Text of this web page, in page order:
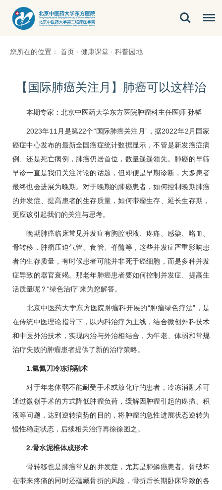
您所在的位置： 首页 · 健康课堂 · 科普园地
【国际肺癌关注月】肺癌可以这样治
本期专家：北京中医药大学东方医院肿瘤科主任医师 孙韬
2023年11月是第22个“国际肺癌关注月”，据2022年2月国家
癌症中心发布的最新全国癌症统计数据显示，不管是新发癌症病
例、还是死亡病例， 肺癌仍居首位，数量遥遥领先。 肺癌的早筛
早诊一直是我们关注讨论的话题，但即便是早期诊断，大多患者
最终也会进展为晚期。对于晚期的肺癌患者，如何控制晚期肺癌
的并发症、提高患者的生存质量，如何带瘤生存、延长生存期，
更应该引起我们的关注与思考。
晚期肺癌临床常见并发症有胸腔积液、疼痛、感染、咯血、
骨转移，肿瘤压迫气管、食管、脊髓等，这些并发症严重影响患
者的生存质量，有时候患者可能并非死于癌细胞，而是多种并发
症导致的器官衰竭。那老年肺癌患者要如何控制并发症、提高生
活质量呢？“绿色治疗”来为您解答。
北京中医药大学东方医院 肿瘤科开展的“肿瘤绿色疗法”，是
在传统中医理论指导下，以内科治疗为主线，结合微创外科技术
和中医外治技术，实现内治与外治相结合，为年老、体弱和常规
治疗失败的肿瘤患者提供了新的治疗策略。
1.氩氦刀冷冻消融术
对于年老体弱不能耐受手术或放化疗的患者，冷冻消融术可
通过微创手术的方式降低肿瘤负荷，缓解因肿瘤引起的疼痛、积
液等问题，达到逆转病势的目的，将肿瘤的急性进展状态逆转为
慢性稳定状态，后续相关治疗再徐徐图之。
2.骨水泥椎体成形术
骨转移也是肺癌常见的并发症，尤其是肺鳞癌患者。骨破坏
在带来疼痛的同时还蕴藏骨折的风险，骨折后长期卧床导致的各